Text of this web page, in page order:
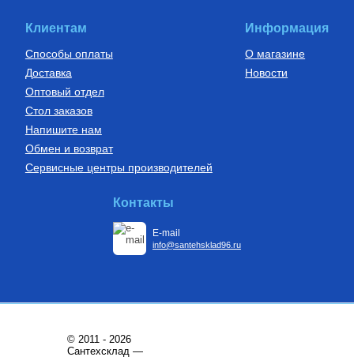
VA1622.3.C.200
14 600Руб.
Купить
Клиентам
Способы оплаты
Доставка
Оптовый отдел
Стол заказов
Напишите нам
Обмен и возврат
Сервисные центры производителей
Информация
О магазине
Новости
Контакты
E-mail
info@santehsklad96.ru
© 2011 - 2026
Сантехсклад —